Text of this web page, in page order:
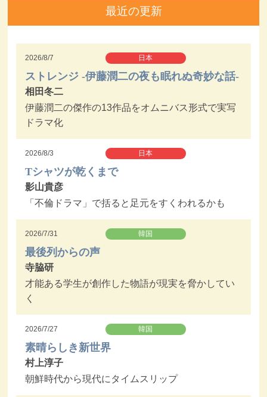
最近の更新
2026/8/7 日本
ストレンジ -伊藤潤二の夜も眠れぬ奇妙な話-
相田冬二
伊藤潤二の傑作の13作品をオムニバス形式で実写
ドラマ化
2026/8/3 日本
Tシャツが乾くまで
影山貴彦
「不倫ドラマ」で括ると足元をすくわれるかも
2026/7/31 韓国
最後列からの声
寺脇研
才能ある学生が創作した物語が現実を脅かしてい
く
2026/7/27 韓国
素晴らしき新世界
村上淳子
朝鮮時代から現代にタイムスリップ